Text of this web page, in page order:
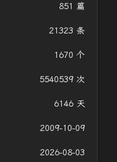
851 篇
21323 条
1670 个
5540539 次
6146 天
2009-10-09
2026-08-03